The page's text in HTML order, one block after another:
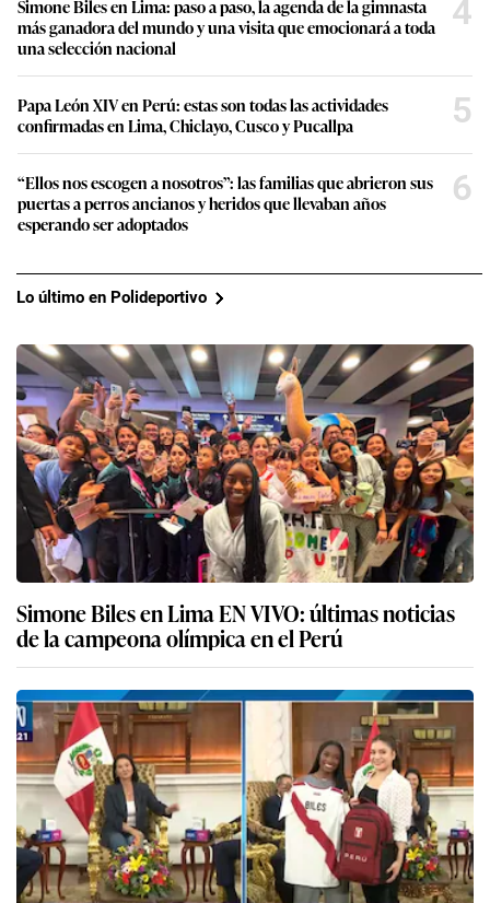
Simone Biles en Lima: paso a paso, la agenda de la gimnasta
más ganadora del mundo y una visita que emocionará a toda
una selección nacional
4
Papa León XIV en Perú: estas son todas las actividades
confirmadas en Lima, Chiclayo, Cusco y Pucallpa
5
“Ellos nos escogen a nosotros”: las familias que abrieron sus
puertas a perros ancianos y heridos que llevaban años
esperando ser adoptados
6
Lo último en Polideportivo
Simone Biles en Lima EN VIVO: últimas noticias
de la campeona olímpica en el Perú